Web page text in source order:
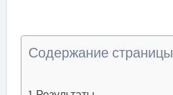
Содержание страницы